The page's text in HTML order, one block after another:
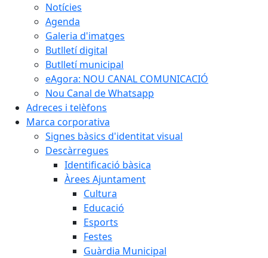
Notícies
Agenda
Galeria d'imatges
Butlletí digital
Butlletí municipal
eAgora: NOU CANAL COMUNICACIÓ
Nou Canal de Whatsapp
Adreces i telèfons
Marca corporativa
Signes bàsics d'identitat visual
Descàrregues
Identificació bàsica
Àrees Ajuntament
Cultura
Educació
Esports
Festes
Guàrdia Municipal